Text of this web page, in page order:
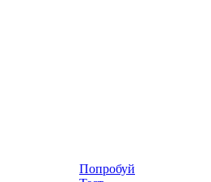
Попробуй